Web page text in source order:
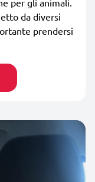
da diversi
prendersi